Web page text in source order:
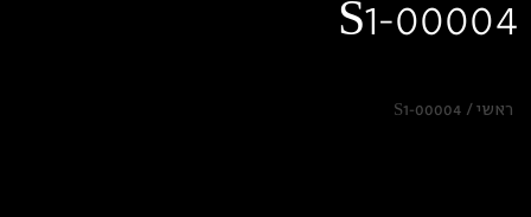
S1-00004
ראשי/
S1-00004